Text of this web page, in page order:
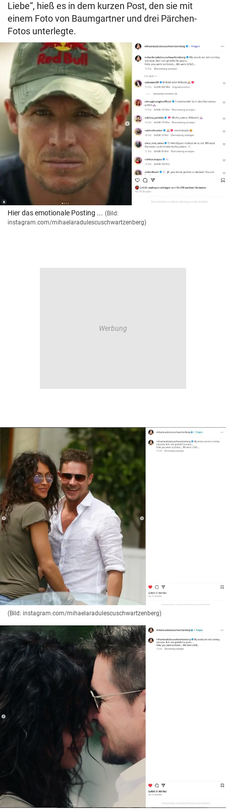
Liebe“, hieß es in dem kurzen Post, den sie mit
einem Foto von Baumgartner und drei Pärchen-
Fotos unterlegte.
Hier das emotionale Posting ... (Bild:
instagram.com/mihaelaradulescuschwartzenberg)
(Bild: instagram.com/mihaelaradulescuschwartzenberg)